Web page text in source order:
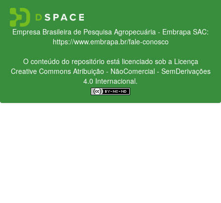
Empresa Brasileira de Pesquisa Agropecuária - Embrapa SAC:
https://www.embrapa.br/fale-conosco
O conteúdo do repositório está licenciado sob a Licença
Creative CommonsAtribuição - NãoComercial - SemDerivações
4.0 Internacional.